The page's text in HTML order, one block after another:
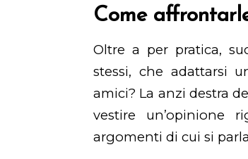
Come
Oltre a per pratica,
stessi, che adattarsi
amici? La anzi destra
vestire un’opinione
argomenti di cui si